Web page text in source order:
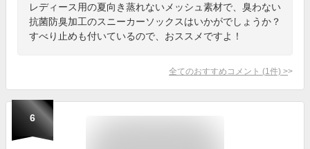
レディース用の夏向き蒸れないメッシュ素材で、臭わない
抗菌防臭加工のスニーカーソックスはいかがでしょうか？
すべり止めも付いているので、おススメですよ！
全てのおすすめコメント (1 件) >
6